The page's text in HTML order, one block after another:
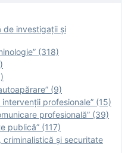
de investigaţii şi
(318)
(9)
profesionale” (15)
profesională” (39)
publică” (117)
criminalistică și securitate